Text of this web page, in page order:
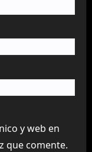
y web en
que comente.